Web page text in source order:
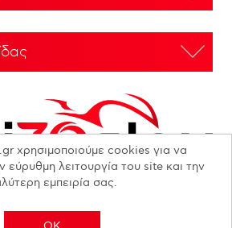
χρησιμοποιούμε cookies για να
εύρυθμη λειτουργία του site και την
εμπειρία σας.